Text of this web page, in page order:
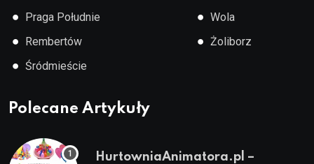
● Praga Południe
● Rembertów
● Śródmieście
● Wola
● Żoliborz
Polecane Artykuły
HurtowniaAnimatora.pl –